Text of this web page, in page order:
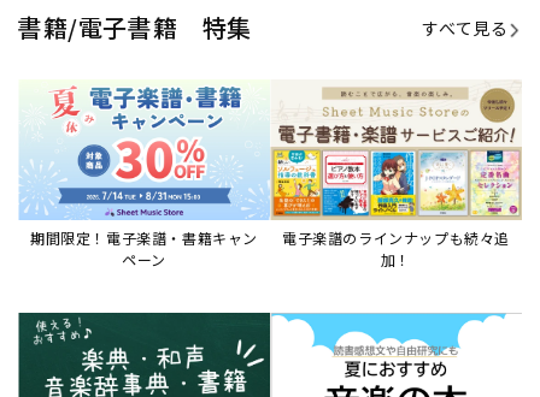
書籍/電子書籍 特集 すべて見る
期間限定！電子楽譜・書籍キャン
ペーン
電子楽譜のラインナップも続々追
加！